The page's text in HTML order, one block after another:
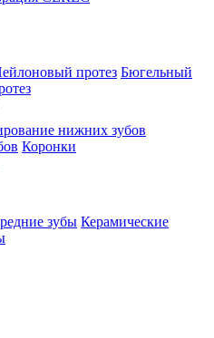
протез Бюгельный
нижних зубов
Коронки
зубы Керамические